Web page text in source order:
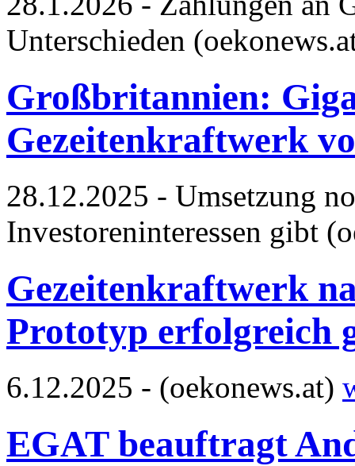
Unterschieden
Großbritannien:
Gezeitenkraftwerk
28.12.2025 - Umsetzung
Investoreninteressen gibt
Gezeitenkraftwerk
Prototyp erfolgreich
6.12.2025 - (oekonews.at)
EGAT beauftragt